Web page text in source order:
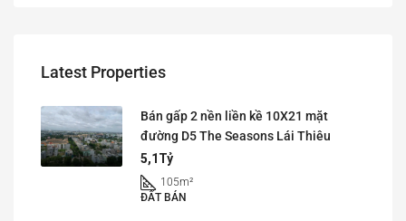
Latest Properties
Bán gấp 2 nền liền kề 10X21 mặt
đường D5 The Seasons Lái Thiêu
5,1Tỷ
105m²
ĐẤT BÁN